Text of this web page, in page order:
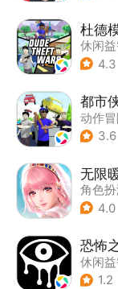
杜德
休闲
| 写实
4.3
都市
动作
| 第一
3.6
无限
角色
| 开放
4.0
恐怖
休闲
| 单机
1.2